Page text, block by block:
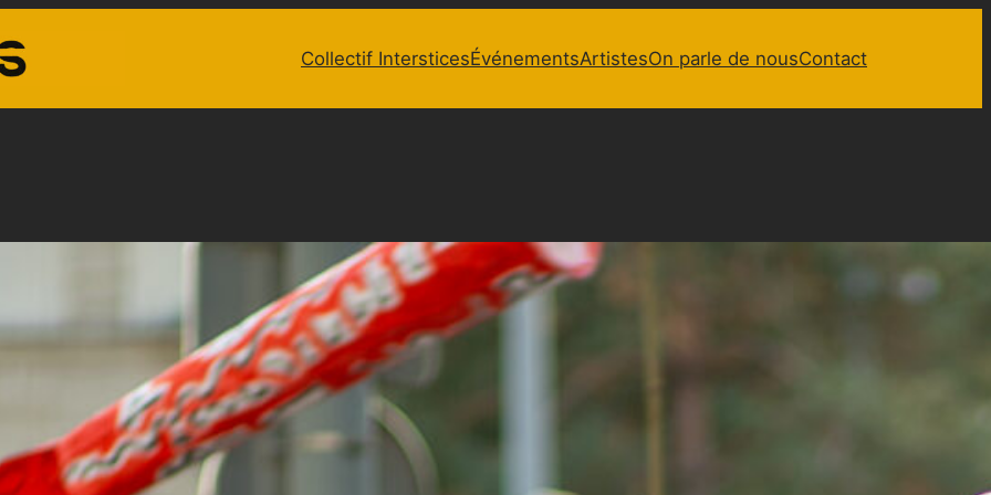
Collectif IntersticesÉvénementsArtistesOn parle de nousContact